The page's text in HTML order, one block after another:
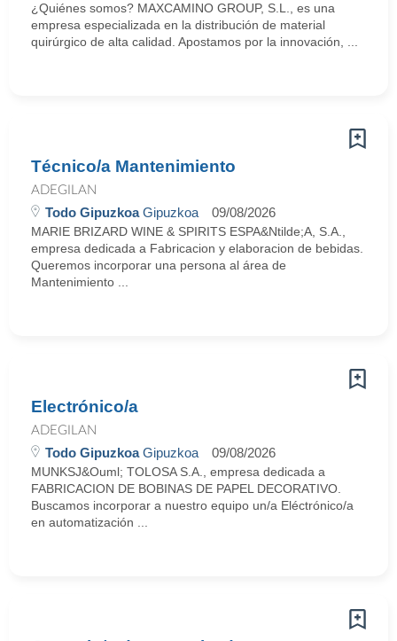
¿Quiénes somos? MAXCAMINO GROUP, S.L., es una
empresa especializada en la distribución de material
quirúrgico de alta calidad. Apostamos por la innovación, ...
Técnico/a Mantenimiento
ADEGILAN
Todo GipuzkoaGipuzkoa 09/08/2026
MARIE BRIZARD WINE & SPIRITS ESPA&Ntilde;A, S.A.,
empresa dedicada a Fabricacion y elaboracion de bebidas.
Queremos incorporar una persona al área de
Mantenimiento ...
Electrónico/a
ADEGILAN
Todo GipuzkoaGipuzkoa 09/08/2026
MUNKSJ&Ouml; TOLOSA S.A., empresa dedicada a
FABRICACION DE BOBINAS DE PAPEL DECORATIVO.
Buscamos incorporar a nuestro equipo un/a Eléctrónico/a
en automatización ...